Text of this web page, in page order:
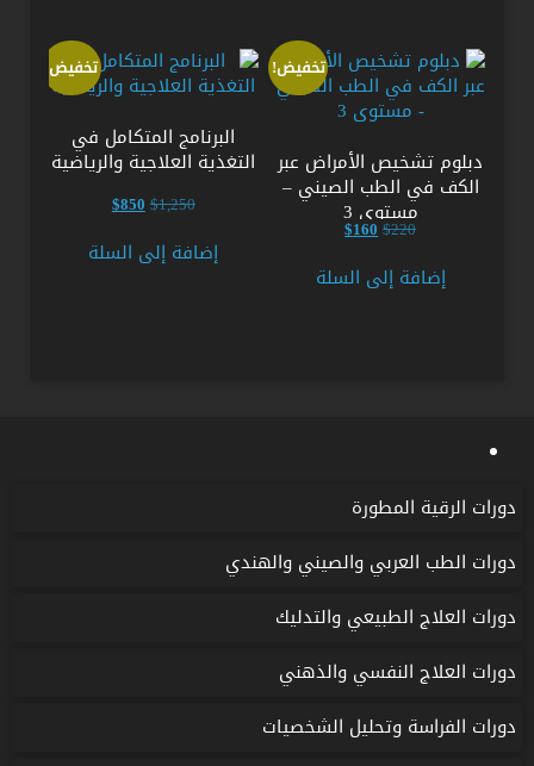
تخفيض!
دبلوم تشخيص الأمراض عبر
الكف في الطب الصيني –
مستوى 3
$220 السعر
هو:
$220.
$160 السعر
هو:
$160.
إضافة إلى السلة
تخفيض!
البرنامج المتكامل في
التغذية العلاجية والرياضية
$1,250 السعر
هو:
$1,250.
$850 السعر
هو:
$850.
إضافة إلى السلة
دورات الرقية المطورة
دورات الطب العربي والصيني والهندي
دورات العلاج الطبيعي والتدليك
دورات العلاج النفسي والذهني
دورات الفراسة وتحليل الشخصيات